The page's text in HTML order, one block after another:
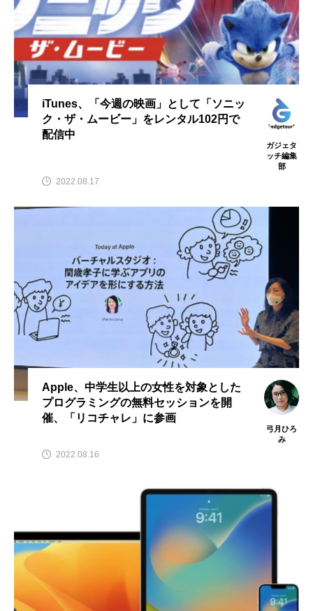
iTunes、「今週の映画」として「ソニッ
ク・ザ・ムービー」をレンタル102円で
配信中
ガジェタ
ッチ編集
部
2022.08.17
Apple、中学生以上の女性を対象とした
プログラミングの無料セッションを開
催、「リコチャレ」に参画
弓月ひろ
み
2022.08.16